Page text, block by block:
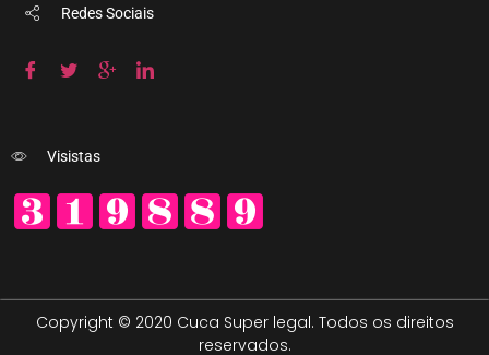
Redes Sociais
Visistas
Copyright © 2020 Cuca Super legal. Todos os direitos
reservados.